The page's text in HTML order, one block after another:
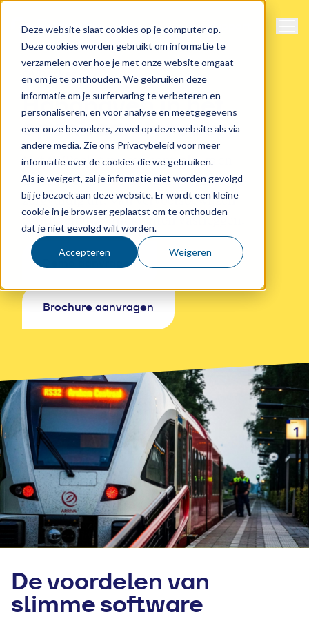
Deze website slaat cookies op je computer op.
Deze cookies worden gebruikt om informatie te
verzamelen over hoe je met onze website omgaat
en om je te onthouden. We gebruiken deze
informatie om je surfervaring te verbeteren en
personaliseren, en voor analyse en meetgegevens
over onze bezoekers, zowel op deze website als via
andere media. Zie ons Privacybeleid voor meer
informatie over de cookies die we gebruiken.
Als je weigert, zal je informatie niet worden gevolgd
bij je bezoek aan deze website. Er wordt een kleine
cookie in je browser geplaatst om te onthouden
dat je niet gevolgd wilt worden.
Accepteren Weigeren
Support
OVPocket
Handhaven in het
openbaar vervoer
Met OVPocket voeren controleurs en
handhavers hun werk digitaal, snel en
zorgvuldig uit. Van vervoersbewijzen
controleren tot incidenten vastleggen.
Demo aanvragen
Brochure aanvragen
De voordelen van
slimme software